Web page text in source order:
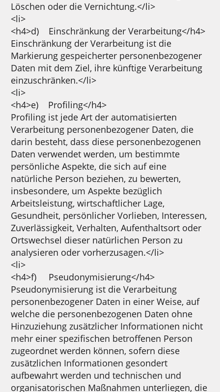
Löschen oder die Vernichtung.</li>
<li>
<h4>d) Einschränkung der Verarbeitung</h4>
Einschränkung der Verarbeitung ist die
Markierung gespeicherter personenbezogener
Daten mit dem Ziel, ihre künftige Verarbeitung
einzuschränken.</li>
<li>
<h4>e) Profiling</h4>
Profiling ist jede Art der automatisierten
Verarbeitung personenbezogener Daten, die
darin besteht, dass diese personenbezogenen
Daten verwendet werden, um bestimmte
persönliche Aspekte, die sich auf eine
natürliche Person beziehen, zu bewerten,
insbesondere, um Aspekte bezüglich
Arbeitsleistung, wirtschaftlicher Lage,
Gesundheit, persönlicher Vorlieben, Interessen,
Zuverlässigkeit, Verhalten, Aufenthaltsort oder
Ortswechsel dieser natürlichen Person zu
analysieren oder vorherzusagen.</li>
<li>
<h4>f) Pseudonymisierung</h4>
Pseudonymisierung ist die Verarbeitung
personenbezogener Daten in einer Weise, auf
welche die personenbezogenen Daten ohne
Hinzuziehung zusätzlicher Informationen nicht
mehr einer spezifischen betroffenen Person
zugeordnet werden können, sofern diese
zusätzlichen Informationen gesondert
aufbewahrt werden und technischen und
organisatorischen Maßnahmen unterliegen, die